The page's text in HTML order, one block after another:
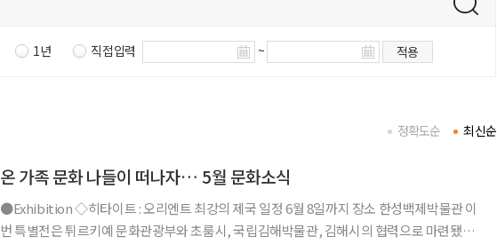
1년 직접입력 ~ 적용
최신순
정확도순
온 가족 문화 나들이 떠나자… 5월 문화소식
●Exhibition ◇히타이트 : 오리엔트 최강의 제국 일정 6월 8일까지 장소 한성백제박물관 이
번 특별전은 튀르키예 문화관광부와 초룸시, 국립김해박물관, 김해시의 협력으로 마련됐다.